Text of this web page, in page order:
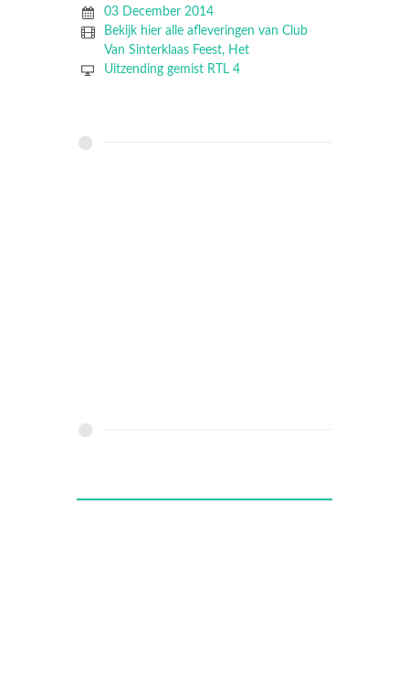
03 December 2014
Bekijk hier alle afleveringen van Club
Van Sinterklaas Feest, Het
Uitzending gemist RTL 4